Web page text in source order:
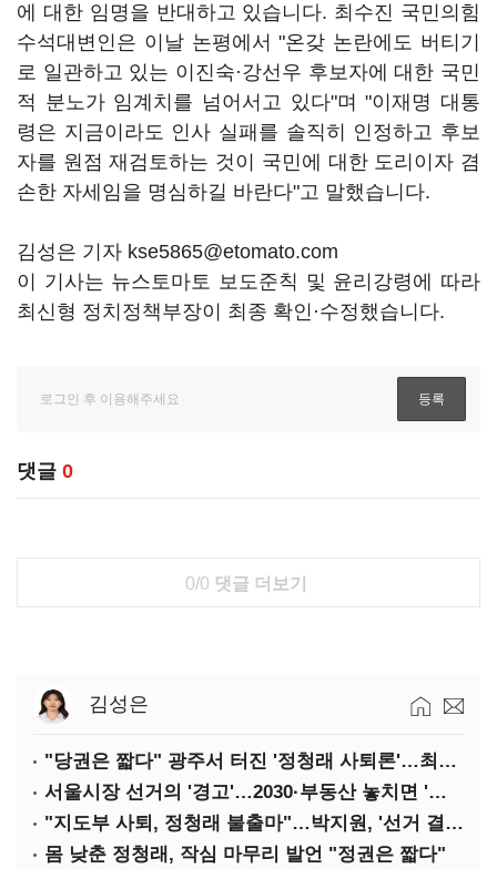
에 대한 임명을 반대하고 있습니다. 최수진 국민의힘
수석대변인은 이날 논평에서 "온갖 논란에도 버티기
로 일관하고 있는 이진숙·강선우 후보자에 대한 국민
적 분노가 임계치를 넘어서고 있다"며 "이재명 대통
령은 지금이라도 인사 실패를 솔직히 인정하고 후보
자를 원점 재검토하는 것이 국민에 대한 도리이자 겸
손한 자세임을 명심하길 바란다"고 말했습니다.
김성은 기자 kse5865@etomato.com
이 기사는 뉴스토마토 보도준칙 및 윤리강령에 따라
최신형 정치정책부장이 최종 확인·수정했습니다.
댓글 0
0/0 댓글 더보기
김성은
"당권은 짧다" 광주서 터진 '정청래 사퇴론'…최고위 '아수라장'
서울시장 선거의 '경고'…2030·부동산 놓치면 '총선도 대선도' 패배
"지도부 사퇴, 정청래 불출마"…박지원, '선거 결과 책임' 강조
몸 낮춘 정청래, 작심 마무리 발언 "정권은 짧다"